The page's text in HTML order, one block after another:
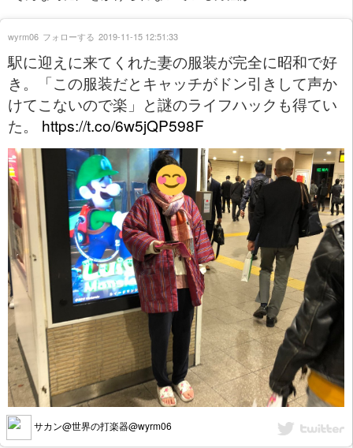
駅に迎えに来てくれた妻の服装が完全に昭和で好
き。「この服装だとキャッチがドン引きして声か
けてこないので楽」と謎のライフハックも得てい
た。 https://t.co/6w5jQP598F
サカン@世界の打楽器@wyrm06
wyrm06 フォローする 2019-11-15 12:51:33